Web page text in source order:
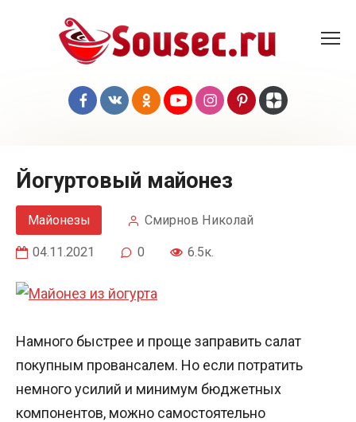
Йогуртовый майонез
Майонезы Смирнов Николай
04.11.2021 0 6.5к.
Намного быстрее и проще заправить салат
покупным провансалем. Но если потратить
немного усилий и минимум бюджетных
компонентов, можно самостоятельно